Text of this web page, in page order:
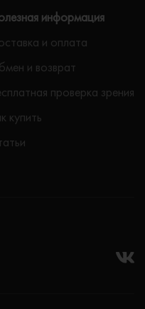
информация
и оплата
и возврат
проверка зрения
купить